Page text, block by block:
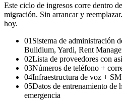
Este ciclo de ingresos corre dentro
migración. Sin arrancar y
hoy.
01 Sistema de administración
Buildium, Yardi, Rent
02Lista de proveedores con
03Números de teléfono +
04Infraestructura de voz +
05Datos de entrenamiento de
emergencia